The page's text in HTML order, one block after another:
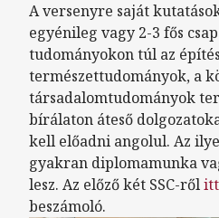
A versenyre saját
egyénileg vagy 2-3 fős
tudományokon túl az
természettudományok, a
társadalomtudományok
bírálaton áteső
kell előadni angolul. Az
gyakran diplomamunka
lesz. Az előző két SSC-rőlitt
beszámoló.